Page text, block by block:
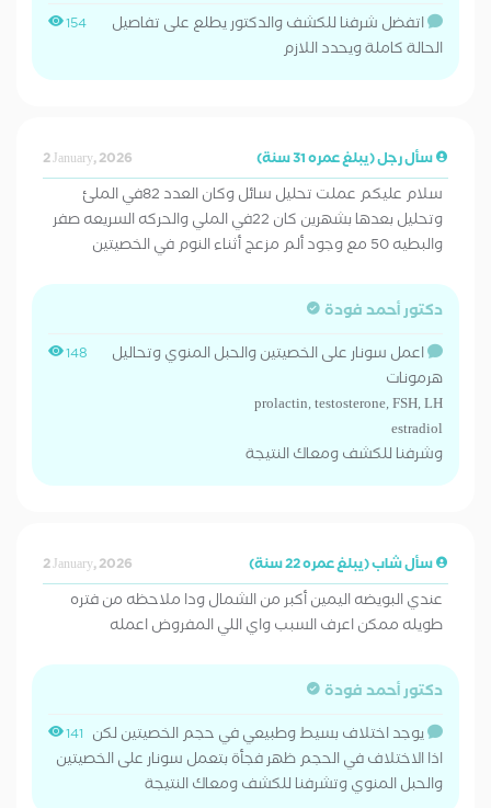
154
اتفضل شرفنا للكشف والدكتور يطلع على تفاصيل
الحالة كاملة ويحدد اللازم
سأل رجل (يبلغ عمره 31 سنة) 2 January, 2026
سلام عليكم عملت تحليل سائل وكان العدد 82في الملئ
وتحليل بعدها بشهرين كان 22في الملي والحركه السريعه صفر
والبطيه 50 مع وجود ألم مزعج أثناء النوم في الخصيتين
دكتور أحمد فودة
148
اعمل سونار على الخصيتين والحبل المنوي وتحاليل
هرمونات
prolactin, testosterone, FSH, LH
estradiol
وشرفنا للكشف ومعاك النتيجة
سأل شاب (يبلغ عمره 22 سنة) 2 January, 2026
عندي البويضه اليمين أكبر من الشمال ودا ملاحظه من فتره
طويله ممكن اعرف السبب واي اللي المفروض اعمله
دكتور أحمد فودة
141 يوجد اختلاف بسيط وطبيعي في حجم الخصيتين لكن
اذا الاختلاف في الحجم ظهر فجأة بتعمل سونار على الخصيتين
والحبل المنوي وتشرفنا للكشف ومعاك النتيجة